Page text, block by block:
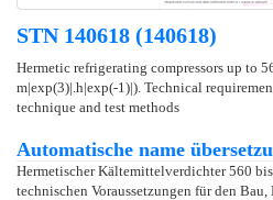
STN 140618 (140618)
Hermetic refrigerating compressors up to
m|exp(3)|.h|exp(-1)|). Technical
technique and test methods
Automatische name
Hermetischer Kältemittelverdichter 560
technischen Voraussetzungen für den